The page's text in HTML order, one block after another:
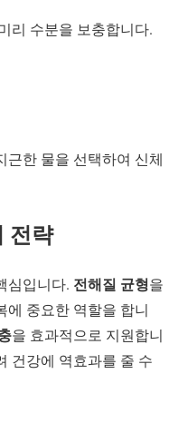
리 수분을 보충합니다.
근한 물을 선택하여 신체
전략
심입니다. 전해질 균형을
에 중요한 역할을 합니
을 효과적으로 지원합니
건강에 역효과를 줄 수